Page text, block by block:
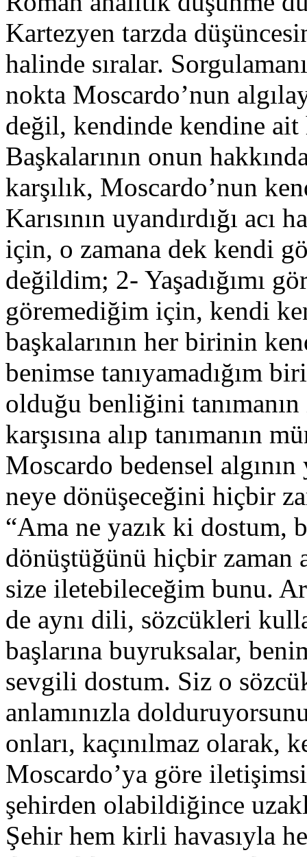
Kartezyen tarzda
halinde sıralar.
nokta Moscardo’nun
değil, kendinde kendine ait
Başkalarının onun
karşılık, Moscardo’nun
Karısının uyandırdığı
için, o zamana dek kendi
değildim; 2- Yaşadığımı
göremediğim için, kendi
başkalarının her birinin
benimse tanıyamadığım
olduğu benliğini
karşısına alıp tanımanın
Moscardo bedensel
neye dönüşeceğini hiçbir
“Ama ne yazık ki dostum,
dönüştüğünü hiçbir zaman
size iletebileceğim bunu.
de aynı dili, sözcükleri
başlarına buyruksalar,
sevgili dostum. Siz o
anlamınızla
onları, kaçınılmaz olarak,
Moscardo’ya göre
şehirden olabildiğince
Şehir hem kirli havasıyla